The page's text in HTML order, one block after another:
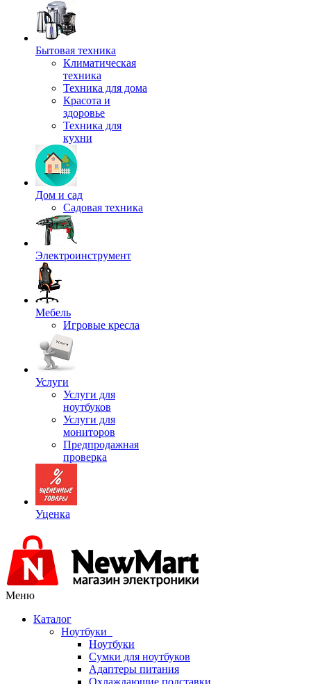
Бытовая техника
Климатическая
техника
Техника для дома
Красота и
здоровье
Техника для
кухни
Дом и сад
Садовая техника
Электроинструмент
Мебель
Игровые кресла
Услуги
Услуги для
ноутбуков
Услуги для
мониторов
Предпродажная
проверка
Уценка
Меню
Каталог
Ноутбуки
Ноутбуки
Сумки для ноутбуков
Адаптеры питания
Охлаждающие подставки